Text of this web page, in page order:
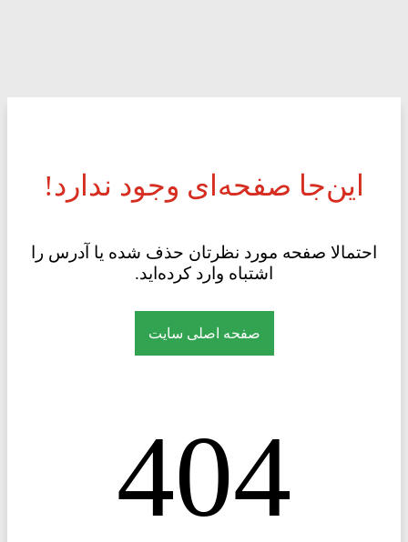
این‌جا صفحه‌ای وجود ندارد!
احتمالا صفحه مورد نظرتان حذف شده یا آدرس را
اشتباه وارد کرده‌اید.
صفحه اصلی سایت
404